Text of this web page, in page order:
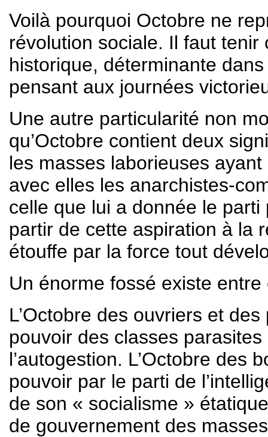
Voilà pourquoi Octobre ne
révolution sociale. Il faut
historique, déterminante
pensant aux journées
Une autre particularité non
qu’Octobre contient deux
les masses laborieuses
avec elles les anarchistes-
celle que lui a donnée le
partir de cette aspiration à la
étouffe par la force tout
Un énorme fossé existe
L’Octobre des ouvriers et
pouvoir des classes
l’autogestion. L’Octobre des
pouvoir par le parti de
de son « socialisme »
de gouvernement des